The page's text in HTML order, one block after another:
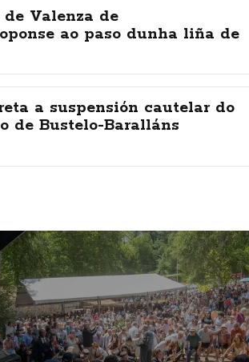
Valenza de
ao paso dunha liña de
a suspensión cautelar do
de Bustelo-Baralláns